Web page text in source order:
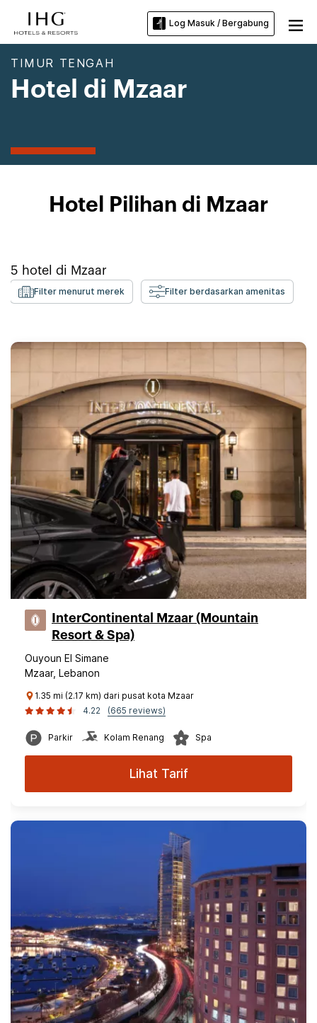
Log Masuk / Bergabung
TIMUR TENGAH
Hotel di Mzaar
Hotel Pilihan di Mzaar
5 hotel di Mzaar
Filter menurut merek Filter berdasarkan amenitas
InterContinental Mzaar (Mountain
Resort & Spa)
Ouyoun El Simane
Mzaar, Lebanon
1.35 mi (2.17 km) dari pusat kota Mzaar
4.22
(665 reviews)
Parkir Kolam Renang Spa
Lihat Tarif